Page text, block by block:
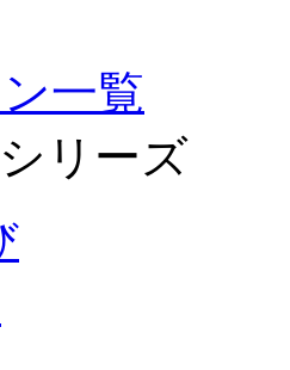
一覧
リーズ